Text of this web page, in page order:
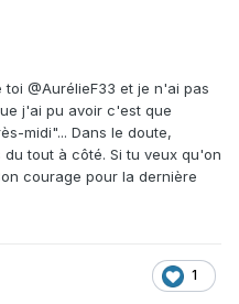
toi @AurélieF33 et je n'ai pas
j'ai pu avoir c'est que
midi"... Dans le doute,
tout à côté. Si tu veux qu'on
courage pour la dernière
1